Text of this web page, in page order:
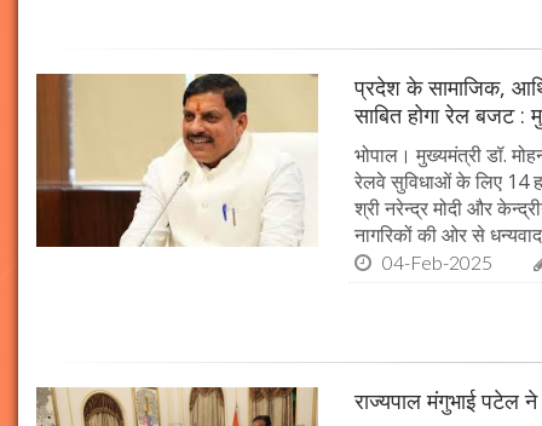
प्रदेश के सामाजिक,
साबित होगा रेल बजट :
भोपाल। मुख्यमंत्री डॉ.
रेलवे सुविधाओं के लिए 14
श्री नरेन्द्र मोदी और
नागरिकों की ओर से
04-Feb-2025
राज्यपाल मंगुभाई पटेल ने